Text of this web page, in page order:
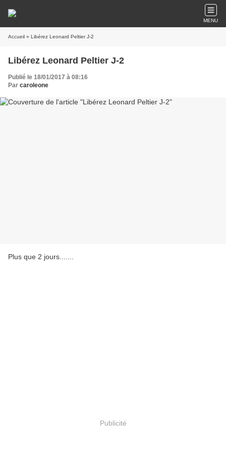
MENU
Accueil » Libérez Leonard Peltier J-2
Libérez Leonard Peltier J-2
Publié le 18/01/2017 à 08:16
Par caroleone
Plus que 2 jours.......
Publicité